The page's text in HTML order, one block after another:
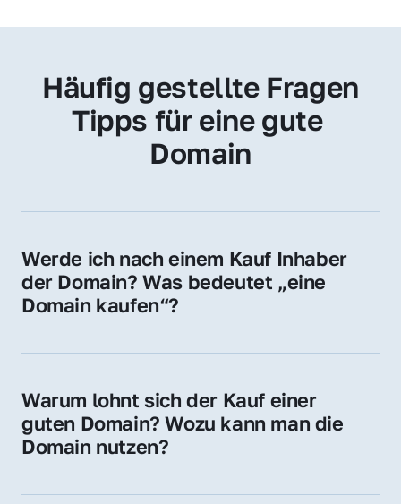
Häufig gestellte Fragen
Tipps für eine gute
Domain
Werde ich nach einem Kauf Inhaber
der Domain? Was bedeutet „eine
Domain kaufen“?
Sie erhalten alle Rechte zur Nutzung,
Domain.
Warum lohnt sich der Kauf einer
guten Domain? Wozu kann man die
Domain nutzen?